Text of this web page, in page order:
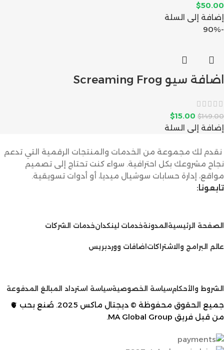
$50.00
إضافة إلى السلة
-90%
اضافة سيو Screaming Frog
$149.00
$15.00
إضافة إلى السلة
نقدم لك مجموعة من الخدمات والمنتجات الرقمية التي تدعم
نجاح مشروعك بكل احترافية. سواء كنت تحتاج إلى تصميم
مواقع، إدارة حسابات سوشيال ميديا، أو أدوات تسويقية.
تابعونا:
الصفحة الرئيسية المدونةخدمات لينكدانخدمات الشركات
عالم البرامج والاشتراكات اضافات ووردبريس
الشروط والأحكامسياسة الخصوصيةسياسة استرداد المبالغ المدفوعة
جميع الحقوق محفوظة © ديجتال ماكس 2025. صُنع بحب 🫀
من قبل فريق MA Global Group
.